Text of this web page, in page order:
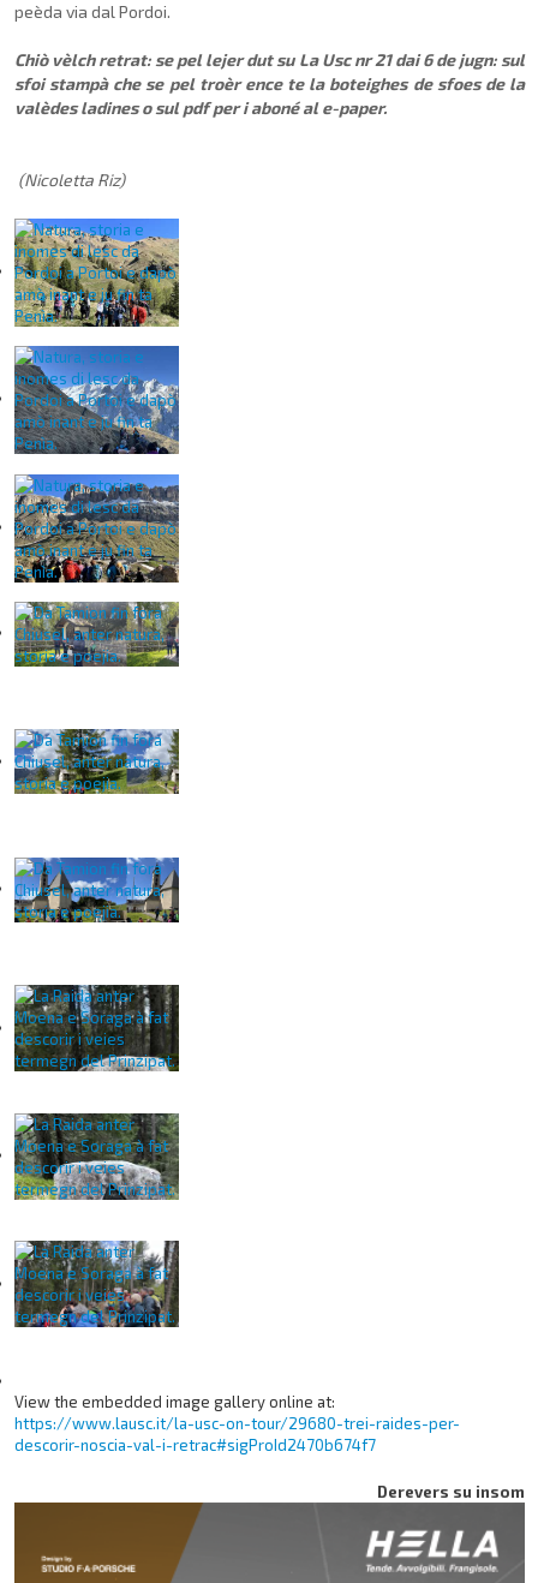
peèda via dal Pordoi.
Chiò vèlch retrat: se pel lejer dut su La Uscnr 21 dai 6 de jugn: sul
sfoi stampà che se pel troèr ence te la boteighes de sfoes de la
valèdes ladines o sul pdf per i aboné al e-paper.
(Nicoletta Riz)
View the embedded image gallery online at:
https://www.lausc.it/la-usc-on-tour/29680-trei-raides-per-
descorir-noscia-val-i-retrac#sigProId2470b674f7
Derevers su insom